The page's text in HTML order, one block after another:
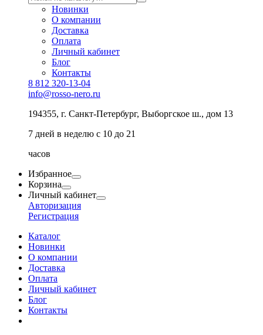
Новинки
О компании
Доставка
Оплата
Личный кабинет
Блог
Контакты
8 812 320-13-04
info@rosso-nero.ru
194355, г. Санкт-Петербург, Выборгское ш., дом 13
7 дней в неделю с 10 до 21
часов
Избранное
Корзина
Личный кабинет
Авторизация
Регистрация
Каталог
Новинки
О компании
Доставка
Оплата
Личный кабинет
Блог
Контакты